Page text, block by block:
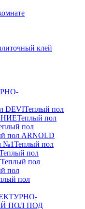
клей
DEVIТеплый пол
Теплый пол
пол
пол ARNOLD
№1Теплый пол
пол
Теплый пол
пол
пол
ПОЛ ПОД